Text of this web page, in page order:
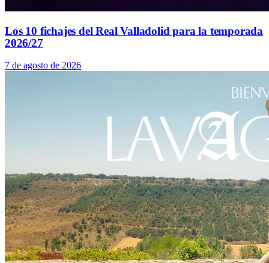
Los 10 fichajes del Real Valladolid para la temporada
2026/27
7 de agosto de 2026